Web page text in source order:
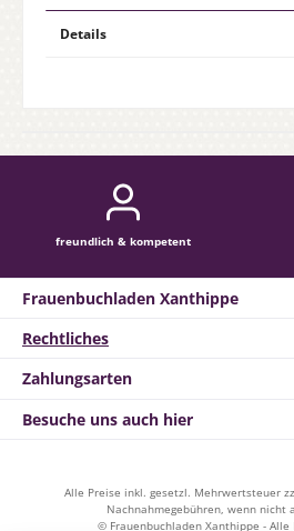
Details
freundlich & kompetent
Rechtliches
Zahlungsarten
Besuche uns auch hier
Frauenbuchladen Xanthippe
Alle Preise inkl. gesetzl. Mehrwertsteuer
Nachnahmegebühren, wenn nicht
© Frauenbuchladen Xanthippe - Alle